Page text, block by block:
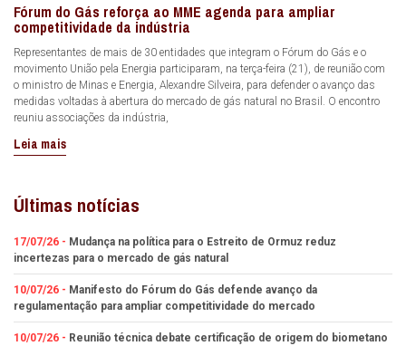
Fórum do Gás reforça ao MME agenda para ampliar
competitividade da indústria
Representantes de mais de 30 entidades que integram o Fórum do Gás e o
movimento União pela Energia participaram, na terça-feira (21), de reunião com
o ministro de Minas e Energia, Alexandre Silveira, para defender o avanço das
medidas voltadas à abertura do mercado de gás natural no Brasil. O encontro
reuniu associações da indústria,
Leia mais
Últimas notícias
17/07/26 - Mudança na política para o Estreito de Ormuz reduz
incertezas para o mercado de gás natural
10/07/26 - Manifesto do Fórum do Gás defende avanço da
regulamentação para ampliar competitividade do mercado
10/07/26 - Reunião técnica debate certificação de origem do biometano